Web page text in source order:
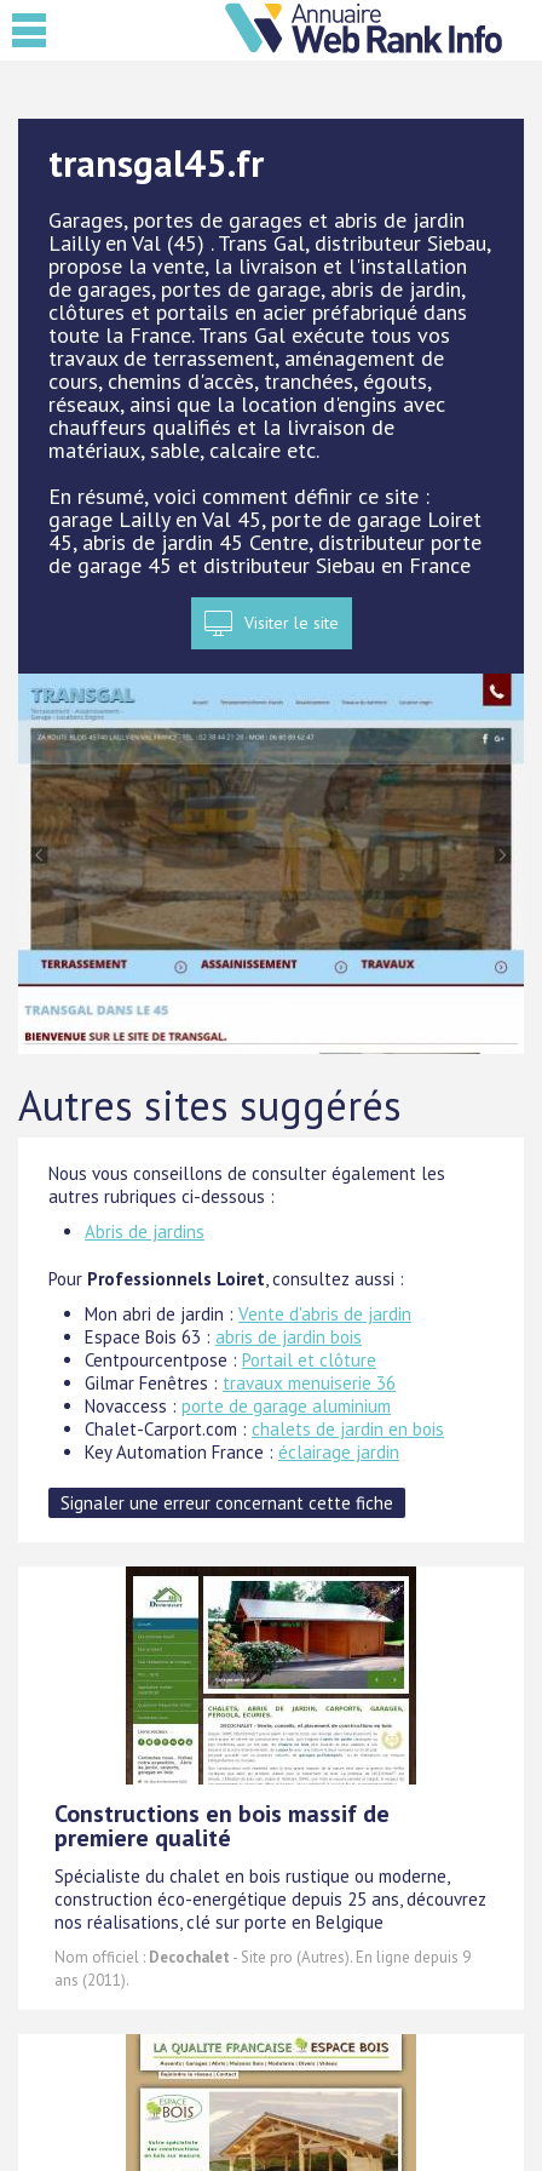
transgal45.fr
Garages, portes de garages et abris de jardin
Lailly en Val (45) . Trans Gal, distributeur Siebau,
propose la vente, la livraison et l'installation
de garages, portes de garage, abris de jardin,
clôtures et portails en acier préfabriqué dans
toute la France. Trans Gal exécute tous vos
travaux de terrassement, aménagement de
cours, chemins d'accès, tranchées, égouts,
réseaux, ainsi que la location d'engins avec
chauffeurs qualifiés et la livraison de
matériaux, sable, calcaire etc.
En résumé, voici comment définir ce site :
garage Lailly en Val 45, porte de garage Loiret
45, abris de jardin 45 Centre, distributeur porte
de garage 45 et distributeur Siebau en France
Visiter le site
Autres sites suggérés
Nous vous conseillons de consulter également les
autres rubriques ci-dessous :
Abris de jardins
Pour Professionnels Loiret, consultez aussi :
Mon abri de jardin : Vente d'abris de jardin
Espace Bois 63 : abris de jardin bois
Centpourcentpose : Portail et clôture
Gilmar Fenêtres : travaux menuiserie 36
Novaccess : porte de garage aluminium
Chalet-Carport.com : chalets de jardin en bois
Key Automation France : éclairage jardin
Constructions en bois massif de
premiere qualité
Spécialiste du chalet en bois rustique ou moderne,
construction éco-energétique depuis 25 ans, découvrez
nos réalisations, clé sur porte en Belgique
Nom officiel : Decochalet - Site pro (Autres). En ligne depuis 9
ans (2011).